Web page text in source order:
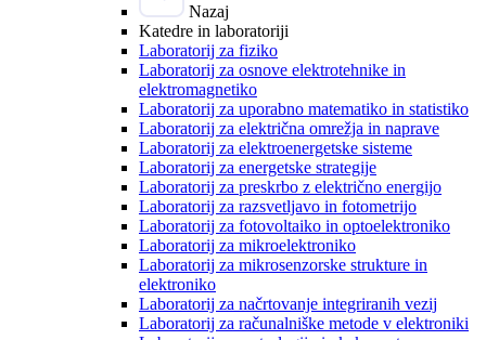
Nazaj
Katedre in laboratoriji
Laboratorij za fiziko
Laboratorij za osnove elektrotehnike in
elektromagnetiko
Laboratorij za uporabno matematiko in statistiko
Laboratorij za električna omrežja in naprave
Laboratorij za elektroenergetske sisteme
Laboratorij za energetske strategije
Laboratorij za preskrbo z električno energijo
Laboratorij za razsvetljavo in fotometrijo
Laboratorij za fotovoltaiko in optoelektroniko
Laboratorij za mikroelektroniko
Laboratorij za mikrosenzorske strukture in
elektroniko
Laboratorij za načrtovanje integriranih vezij
Laboratorij za računalniške metode v elektroniki